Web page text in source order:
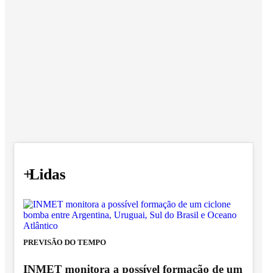
+
Lidas
PREVISÃO DO TEMPO
INMET monitora a possível formação de um